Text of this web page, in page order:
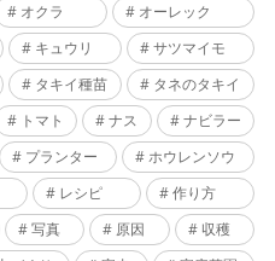
オクラ
オーレック
キュウリ
サツマイモ
タキイ種苗
タネのタキイ
トマト ナス
ナビラー
プランター
ホウレンソウ
レシピ
作り方
写真 原因
収穫